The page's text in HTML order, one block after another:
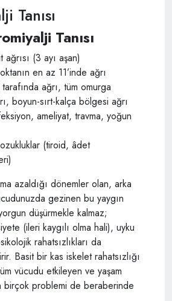
Tanısı
Tanısı
ağrısı (3 ayı aşan)
en az 11’inde ağrı
ağrı, tüm omurga
boyun-sırt-kalça bölgesi ağrı
ameliyat, travma, yoğun
(tiroid, âdet
azaldığı dönemler olan, arka
gezinen bu yaygın
düşürmekle kalmaz;
(ileri kaygılı olma hali), uyku
rahatsızlıkları da
Basit bir kas iskelet rahatsızlığı
vücudu etkileyen ve yaşam
birçok problemi de beraberinde